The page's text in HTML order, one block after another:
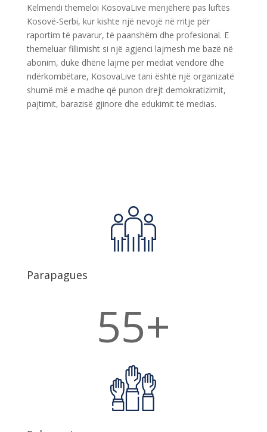
Kelmendi themeloi KosovaLive menjëherë pas luftës
Kosovë-Serbi, kur kishte një nevojë në rritje për
raportim të pavarur, të paanshëm dhe profesional. E
themeluar fillimisht si një agjenci lajmesh me bazë në
abonim, duke dhënë lajme për mediat vendore dhe
ndërkombëtare, KosovaLive tani është një organizatë
shumë më e madhe që punon drejt demokratizimit,
pajtimit, barazisë gjinore dhe edukimit të medias.
Parapagues
55+